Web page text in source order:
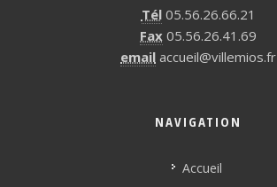
Tél05.56.26.66.21
Fax 05.56.26.41.69
email accueil@villemios.fr
NAVIGATION
Accueil